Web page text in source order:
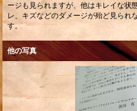
ージも見られますが、他はキレイな状
レ、キズなどのダメージが殆ど見られ
す。
他の写真